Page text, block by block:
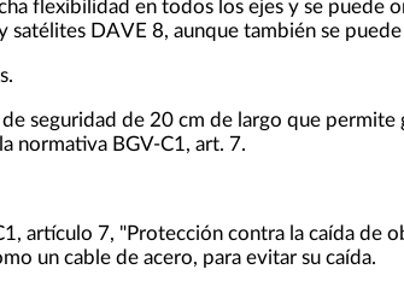
flexibilidad en todos los ejes y se puede
satélites DAVE 8, aunque también se
seguridad de 20 cm de largo que
normativa BGV-C1, art. 7.
artículo 7, "Protección contra la caída de
un cable de acero, para evitar su caída.